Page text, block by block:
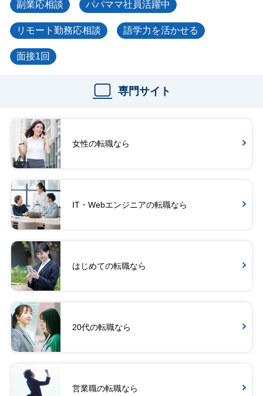
副業応相談 パパママ社員活躍中
リモート勤務応相談 語学力を活かせる
面接1回
専門サイト
女性の転職なら
IT・Webエンジニアの転職なら
はじめての転職なら
20代の転職なら
営業職の転職なら